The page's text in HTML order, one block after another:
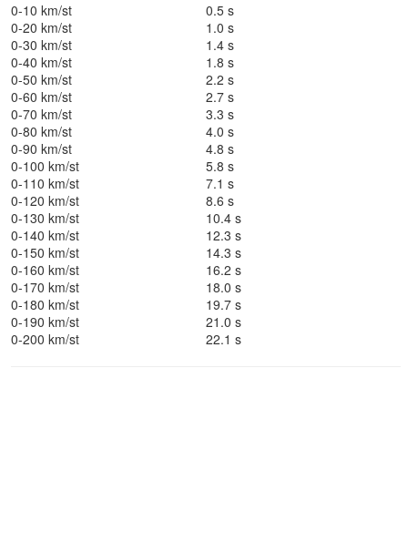
0-10 km/st
0.5 s
0-20 km/st
1.0 s
0-30 km/st
1.4 s
0-40 km/st
1.8 s
0-50 km/st
2.2 s
0-60 km/st
2.7 s
0-70 km/st
3.3 s
0-80 km/st
4.0 s
0-90 km/st
4.8 s
0-100 km/st
5.8 s
0-110 km/st
7.1 s
0-120 km/st
8.6 s
0-130 km/st
10.4 s
0-140 km/st
12.3 s
0-150 km/st
14.3 s
0-160 km/st
16.2 s
0-170 km/st
18.0 s
0-180 km/st
19.7 s
0-190 km/st
21.0 s
0-200 km/st
22.1 s